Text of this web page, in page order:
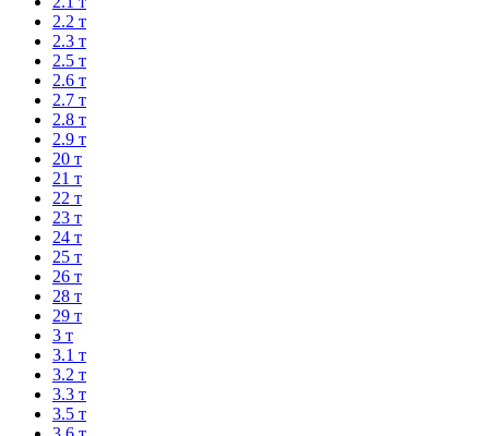
2.2 т
2.3 т
2.5 т
2.6 т
2.7 т
2.8 т
2.9 т
20 т
21 т
22 т
23 т
24 т
25 т
26 т
28 т
29 т
3 т
3.1 т
3.2 т
3.3 т
3.5 т